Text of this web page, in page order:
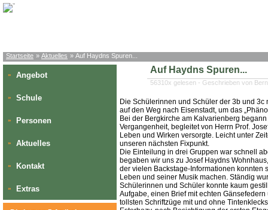
Startseite » Aktuelles » Auf Haydns Spuren...
» Angebot
» Schule
» Personen
» Aktuelles
» Kontakt
» Extras
Auf Haydns Spuren...
56310x gelesen - Geschrieben von
Die Schülerinnen und Schüler der 3b und
auf den Weg nach Eisenstadt, um das
Bei der Bergkirche am Kalvarienberg
Vergangenheit, begleitet von Herrn Prof.
Leben und Wirken versorgte. Leicht unter
unseren nächsten Fixpunkt.
Die Einteilung in drei Gruppen war schnell
begaben wir uns zu Josef Haydns
der vielen Backstage-Informationen konnten
Leben und seiner Musik machen. Ständig
Schülerinnen und Schüler konnte kaum
Aufgabe, einen Brief mit echten
tollsten Schriftzüge mit und ohne